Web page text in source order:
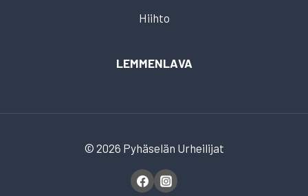
Hiihto
LEMMENLAVA
© 2026 Pyhäselän Urheilijat